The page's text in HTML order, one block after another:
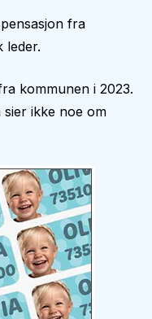
fra
leder.
kommunen i 2023.
ikke noe om